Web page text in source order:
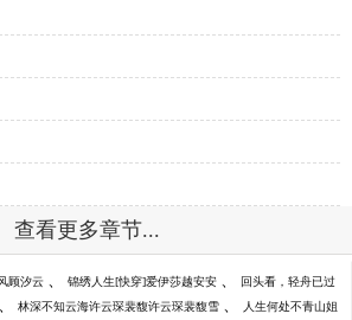
查看更多章节...
顾汐云 、 锦绣人生[快穿]爱伊莎越安安 、 回头看，轻舟已过
、 林深不知云海许云琛裴馥许云琛裴馥雪 、 人生何处不青山姐